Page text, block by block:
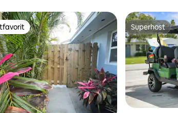
gästfavorit Superhost
Superhost